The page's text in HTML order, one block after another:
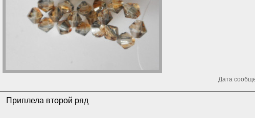
Дата
Приплела второй ряд